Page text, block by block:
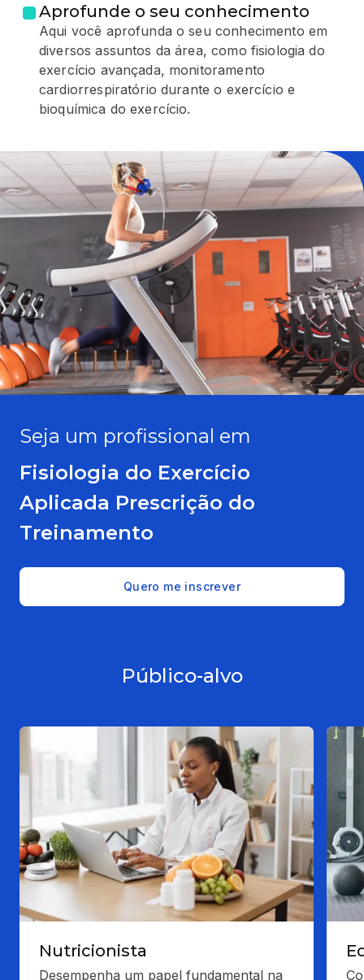
Aprofunde o seu conhecimento
Aqui você aprofunda o seu conhecimento em
diversos assuntos da área, como fisiologia do
exercício avançada, monitoramento
cardiorrespiratório durante o exercício e
bioquímica do exercício.
Seja um profissional em
Fisiologia do Exercício
Aplicada Prescrição do
Treinamento
Quero me inscrever
Público-alvo
Nutricionista
Desempenha um papel fundamental na